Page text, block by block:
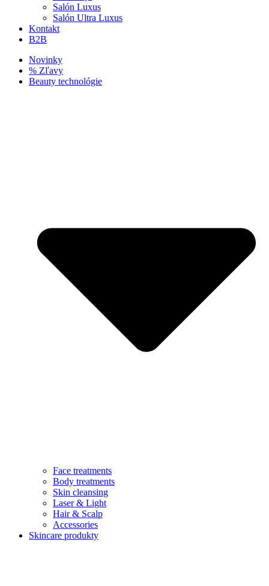
Salón Luxus
Salón Ultra Luxus
Kontakt
B2B
Novinky
% Zľavy
Beauty technológie
Face treatments
Body treatments
Skin cleansing
Laser & Light
Hair & Scalp
Accessories
Skincare produkty